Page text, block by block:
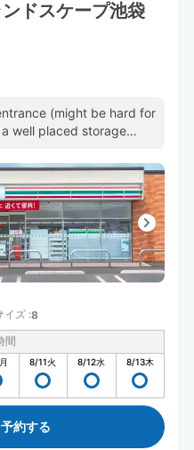
ドスケープ池袋
(might be hard for
well placed storage
イズ :8
間
月 8/11火 8/12水 8/13木
約する